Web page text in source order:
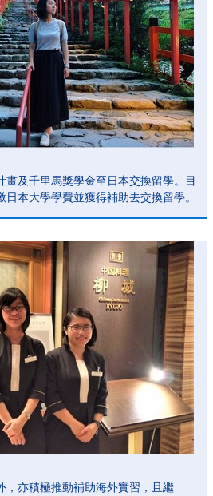
畫及千里馬獎學金至日本交換留學。目
本大學學費並獲得補助去交換留學。
，亦積極推動補助海外實習，且繼